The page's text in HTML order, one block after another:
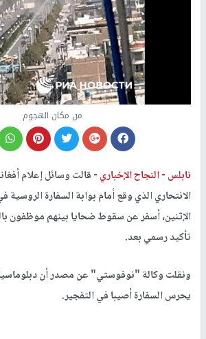
من مكان الهجوم
نابلس -النجاح الإخباري -قالت وسائل إعلام
الانتحاري الذي وقع أمام بوابة السفارة الروسية
الإثنين، أسفر عن سقوط ضحايا بينهم موظفون
تأكيد رسمي بعد.
ونقلت وكالة "نوفوستي" عن مصدر أن
يحرس السفارة أصيبا في التفجير.